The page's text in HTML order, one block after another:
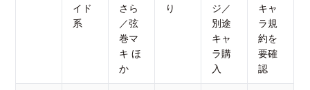
イド
系
さら
／弦
巻マ
キ ほ
か
り
ジ／
別途
キャ
ラ購
入
キャ
ラ規
約を
要確
認